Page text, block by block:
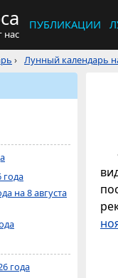
нас
ПУБЛИКАЦИИ
› Лунный календарь
года
на 8 августа
года